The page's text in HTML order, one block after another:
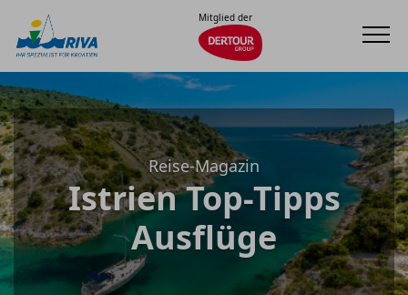
Mitglied der
Reise-Magazin
Istrien Top-Tipps
Ausflüge